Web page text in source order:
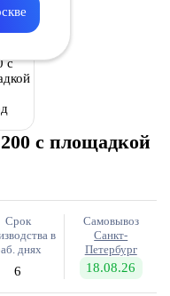
с площадкой
Срок
в
днях
6
Самовывоз
Санкт-
Петербург
18.08.26